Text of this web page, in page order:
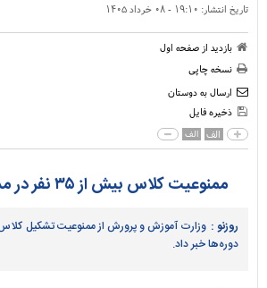
تاریخ انتشار: ۱۹:۱۰ - ۰۸ خرداد ۱۴۰۵
بازدید از صفحه اول
نسخه چاپی
ارسال به دوستان
ذخیره فایل
الف الف
ممنوعیت کلاس بیش از ۳۵ نفر در مدارس ابلاغ شد
روزنو :
دوره‌ها خبر داد.